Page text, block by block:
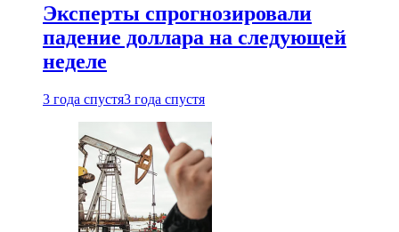
Эксперты спрогнозировали
падение доллара на следующей
неделе
3 года спустя3 года спустя